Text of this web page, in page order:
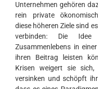
Unternehmen gehören
rein private
diese höheren Ziele sind
verbinden: Die
Zusammenlebens in
ihren Beitrag leisten
Krisen weigert sie
versinken und schöpft